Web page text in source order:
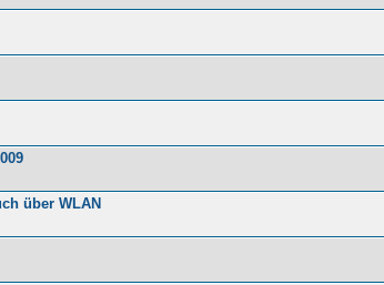
über WLAN